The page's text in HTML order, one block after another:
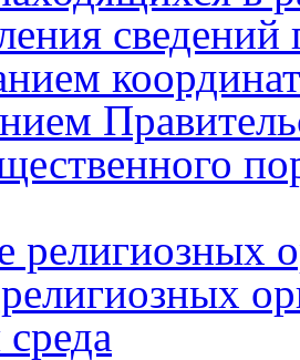
религиозных